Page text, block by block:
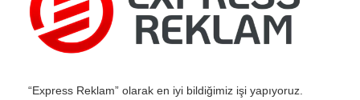
“Express Reklam” olarak en iyi bildiğimiz işi yapıyoruz.